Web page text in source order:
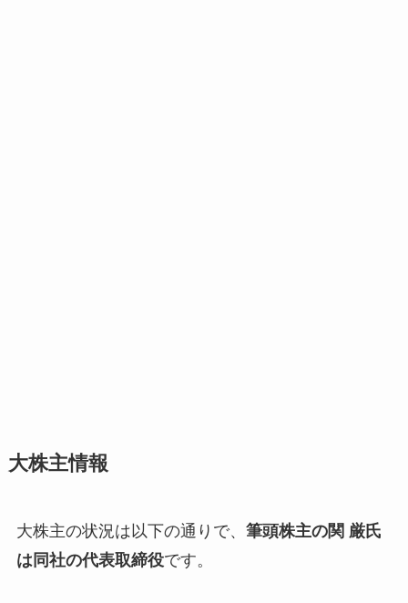
大株主情報
大株主の状況は以下の通りで、 筆頭株主の関 厳氏
は同社の代表取締役です。